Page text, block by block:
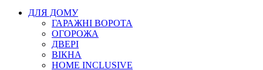
ДЛЯ ДОМУ
ГАРАЖНІ ВОРОТА
ОГОРОЖА
ДВЕРІ
ВІКНА
HOME INCLUSIVE